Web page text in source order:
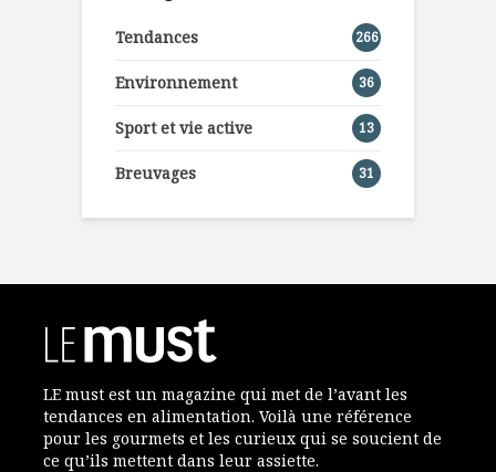
Tendances 266
Environnement 36
Sport et vie active 13
Breuvages 31
LE must est un magazine qui met de l’avant les
tendances en alimentation. Voilà une référence
pour les gourmets et les curieux qui se soucient de
ce qu’ils mettent dans leur assiette.